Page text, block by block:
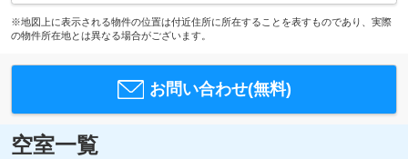
※地図上に表示される物件の位置は付近住所に所在することを表すものであり、実際
の物件所在地とは異なる場合がございます。
お問い合わせ(無料)
空室一覧